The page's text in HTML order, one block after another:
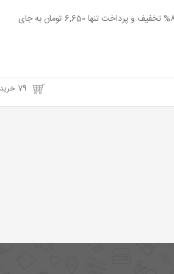
عکاسی و چاپ و روتوش حرفه ای عکس در آتلیه رستاک با 81% تخفیف و پرداخت تنها 6,650 تومان به جای